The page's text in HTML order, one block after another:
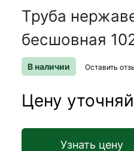
Труба
бесшовная
В наличии Оставить
Цену
Узнать цену